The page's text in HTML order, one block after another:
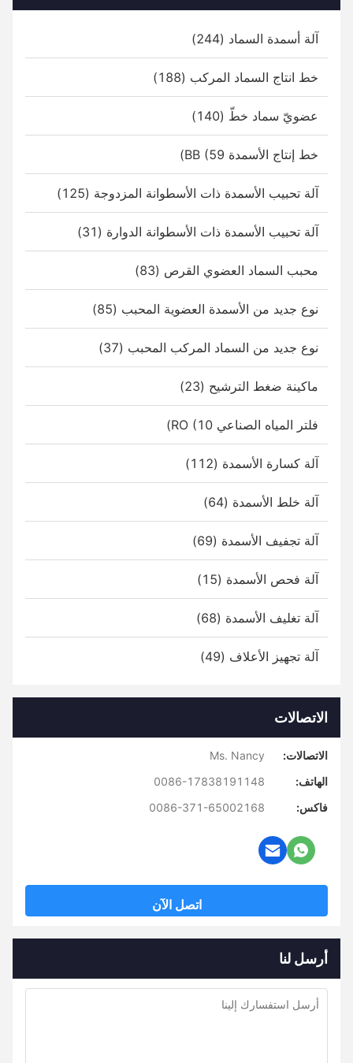
آلة أسمدة السماد (244)
خط انتاج السماد المركب (188)
عضويّ سماد خطّ (140)
خط إنتاج الأسمدة BB (59)
آلة تحبيب الأسمدة ذات الأسطوانة المزدوجة (125)
آلة تحبيب الأسمدة ذات الأسطوانة الدوارة (31)
محبب السماد العضوي القرص (83)
نوع جديد من الأسمدة العضوية المحبب (85)
نوع جديد من السماد المركب المحبب (37)
ماكينة ضغط الترشيح (23)
فلتر المياه الصناعي RO (10)
آلة كسارة الأسمدة (112)
آلة خلط الأسمدة (64)
آلة تجفيف الأسمدة (69)
آلة فحص الأسمدة (15)
آلة تغليف الأسمدة (68)
آلة تجهيز الأعلاف (49)
الاتصالات
الاتصالات:
Ms. Nancy
الهاتف:
0086-17838191148
فاكس:
0086-371-65002168
اتصل الآن
أرسل لنا